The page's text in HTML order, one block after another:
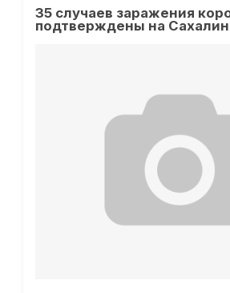
35 случаев заражения
подтверждены на